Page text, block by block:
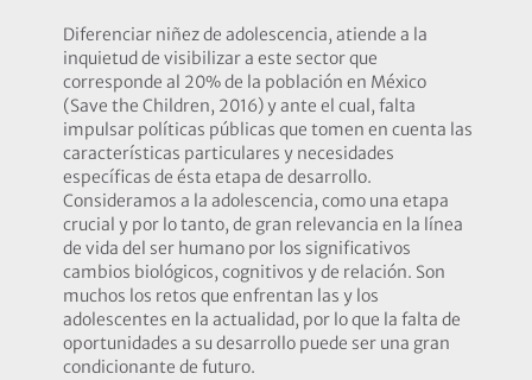
Diferenciar niñez de adolescencia, atiende a la
inquietud de visibilizar a este sector que
corresponde al 20% de la población en México
(Save the Children, 2016) y ante el cual, falta
impulsar políticas públicas que tomen en cuenta las
características particulares y necesidades
específicas de ésta etapa de desarrollo.
Consideramos a la adolescencia, como una etapa
crucial y por lo tanto, de gran relevancia en la línea
de vida del ser humano por los significativos
cambios biológicos, cognitivos y de relación. Son
muchos los retos que enfrentan las y los
adolescentes en la actualidad, por lo que la falta de
oportunidades a su desarrollo puede ser una gran
condicionante de futuro.